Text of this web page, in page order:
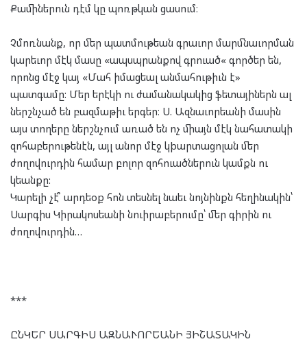
Քամիներուն դէմ կը պոռթկան ցասում։
Չմոռնանք, որ մեր պատմութեան գրաւոր մարմնաւորման
կարեւոր մէկ մասը «ապսպրանքով գրուած« գործեր են,
որոնց մէջ կայ «Մահ իմացեալ անմահութիւն է»
պատգամը: Մեր երէկի ու ժամանակակից ֆետայիներն ալ
ներշնչած են բազմաթիւ երգեր։ Ս. Ազնաւորեանի մասին
այս տողերը ներշնչում առած են ոչ միայն մէկ նահատակի
զոհաբերութենէն, այլ անոր մէջ կþարտացոլան մեր
ժողովուրդին համար բոլոր զոհուածներուն կամքն ու
կեանքը:
Կարելի չէ՞ արդեօք հոն տեսնել նաեւ նոյնինքն հեղինակին՝
Սարգիս Կիրակոսեանի նուիրաբերումը՝ մեր գիրին ու
ժողովուրդին…
***
ԸՆԿԵՐ ՍԱՐԳԻՍ ԱԶՆԱՒՈՐԵԱՆԻ ՅԻՇԱՏԱԿԻՆ